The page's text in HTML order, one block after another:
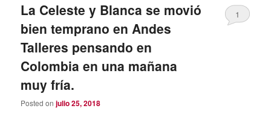
La Celeste y Blanca se movió
bien temprano en Andes
Talleres pensando en
Colombia en una mañana
muy fría.
Posted onjulio 25, 2018
1